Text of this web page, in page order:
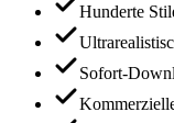
Hunderte
Sofort-